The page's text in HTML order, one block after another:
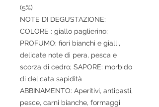
(5%)
NOTE DI DEGUSTAZIONE:
COLORE : giallo paglierino;
PROFUMO: fiori bianchi e gialli,
delicate note di pera, pesca e
scorza di cedro; SAPORE: morbido
di delicata sapidità
ABBINAMENTO: Aperitivi, antipasti,
pesce, carni bianche, formaggi